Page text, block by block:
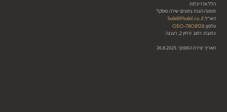
הלל אדריכלות
ממונה הגנת נתונים: שירה מוסקל
דוא"ל:halel@halel.co.il
טלפון:050-7808128
כתובת: רחוב זרחין 2, רעננה
תאריך יצירת המסמך: 26.8.2025